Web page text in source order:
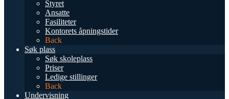
Styret
Ansatte
Fasiliteter
Kontorets åpningstider
Back
Søk plass
Søk skoleplass
Priser
Ledige stillinger
Back
Undervisning